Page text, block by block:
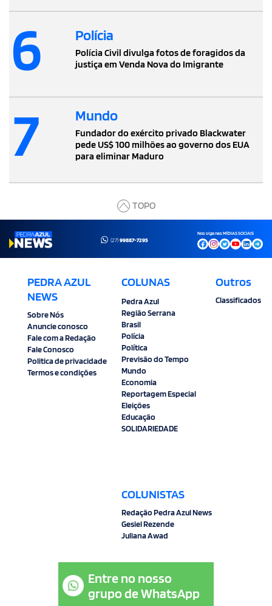
6 Polícia
Polícia Civil divulga fotos de foragidos da
justiça em Venda Nova do Imigrante
7 Mundo
Fundador do exército privado Blackwater
pede US$ 100 milhões ao governo dos EUA
para eliminar Maduro
TOPO
(27)99887-7295
Nos siga nas MÍDIAS SOCIAIS
PEDRA AZUL
NEWS
Sobre Nós
Anuncie conosco
Fale com a Redação
Fale Conosco
Politica de privacidade
Termos e condições
COLUNAS
Pedra Azul
Região Serrana
Brasil
Polícia
Política
Previsão do Tempo
Mundo
Economia
Reportagem Especial
Eleições
Educação
SOLIDARIEDADE
COLUNISTAS
Redação Pedra Azul News
Gesiel Rezende
Juliana Awad
Outros
Classificados
Entre no nosso
grupo de WhatsApp